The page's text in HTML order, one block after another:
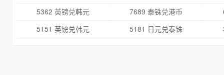
5362 英镑兑韩元
7689 泰铢兑港币
5151 英镑兑韩元
5181 日元兑泰铢